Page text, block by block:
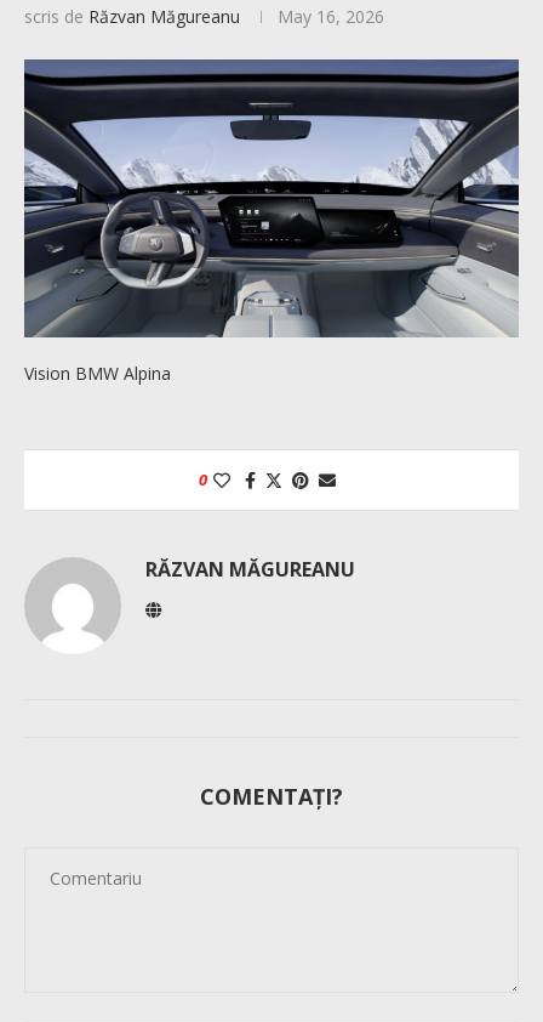
scris de Răzvan Măgureanu May 16, 2026
Vision BMW Alpina
0
RĂZVAN MĂGUREANU
COMENTAȚI?